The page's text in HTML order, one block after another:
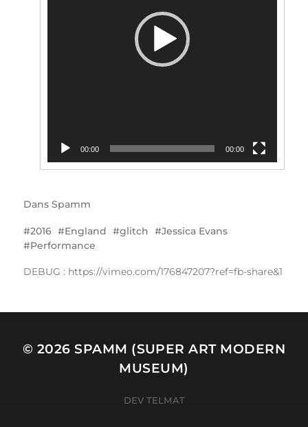
00:00 00:00
Dans Spamm
2016 England glitch
Jessica Evans
Performance
DEBUG : https://vimeo.com/176847207?ref=fb-share&1
© 2026SPAMM (SUPER ART MODERN
MUSEUM)
DEV TELMAT